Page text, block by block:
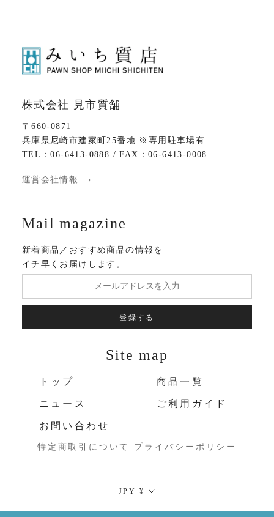
株式会社 見市質舗
〒660-0871
兵庫県尼崎市建家町25番地 ※専用駐車場有
TEL：06-6413-0888 / FAX：06-6413-0008
運営会社情報 ›
Mail magazine
新着商品／おすすめ商品の情報を
イチ早くお届けします。
登録する
Site map
トップ 商品一覧
ニュース ご利用ガイド
お問い合わせ
特定商取引について プライバシーポリシー
通
JPY ¥